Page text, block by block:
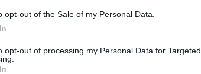
opt-out of the Sale of my Personal Data.
opt-out of processing my Personal Data for Targeted
jengibre en polvo